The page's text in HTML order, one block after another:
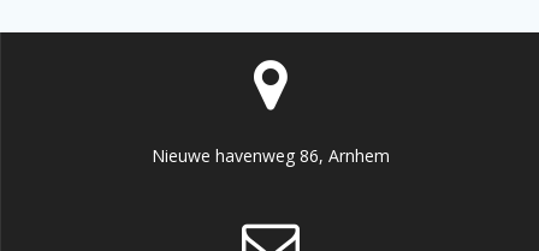
Nieuwe havenweg 86, Arnhem